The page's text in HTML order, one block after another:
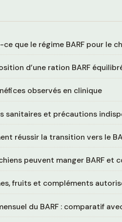
ce que le régime BARF pour le
d’une ration BARF
observés en clinique
sanitaires et précautions
réussir la transition vers le
peuvent manger BARF et
fruits et compléments
du BARF : comparatif